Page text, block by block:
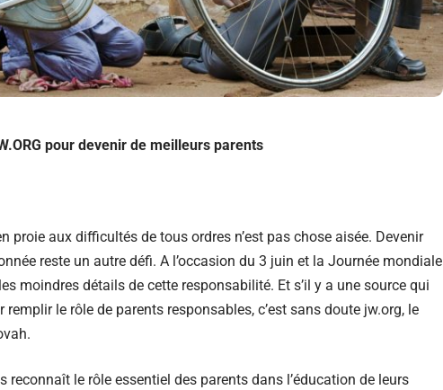
pour devenir de meilleurs parents
proie aux difficultés de tous ordres n’est pas chose aisée. Devenir
reste un autre défi. A l’occasion du 3 juin et la Journée mondiale
moindres détails de cette responsabilité. Et s’il y a une source qui
le rôle de parents responsables, c’est sans doute jw.org, le
reconnaît le rôle essentiel des parents dans l’éducation de leurs